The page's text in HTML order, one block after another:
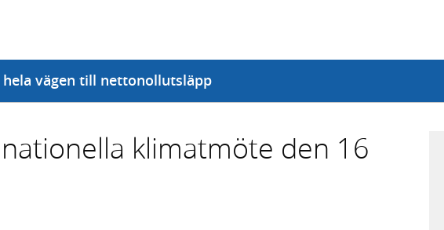
vägen till nettonollutsläpp
klimatmöte den 16